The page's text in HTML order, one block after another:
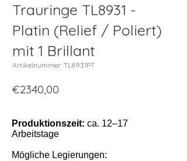
Trauringe TL8931 -
Platin (Relief / Poliert)
mit 1 Brillant
Artikelnummer: TL8931PT
€2340,00
Produktionszeit: ca. 12–17
Arbeitstage
Mögliche Legierungen: